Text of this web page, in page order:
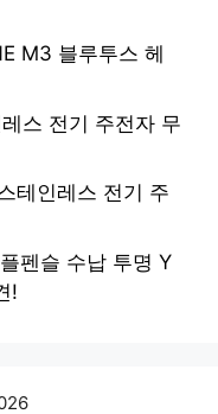
M3 블루투스 헤
스 전기 주전자 무
테인레스 전기 주
펜슬 수납 투명 Y
!